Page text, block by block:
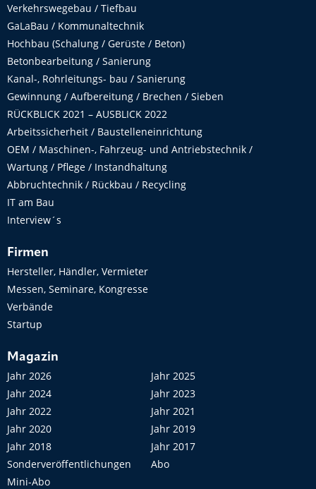
Verkehrswegebau / Tiefbau
GaLaBau / Kommunaltechnik
Hochbau (Schalung / Gerüste / Beton)
Betonbearbeitung / Sanierung
Kanal-, Rohrleitungs- bau / Sanierung
Gewinnung / Aufbereitung / Brechen / Sieben
RÜCKBLICK 2021 – AUSBLICK 2022
Arbeitssicherheit / Baustelleneinrichtung
OEM / Maschinen-, Fahrzeug- und Antriebstechnik /
Wartung / Pflege / Instandhaltung
Abbruchtechnik / Rückbau / Recycling
IT am Bau
Interview´s
Firmen
Hersteller, Händler, Vermieter
Messen, Seminare, Kongresse
Verbände
Startup
Magazin
Jahr 2026
Jahr 2025
Jahr 2024
Jahr 2023
Jahr 2022
Jahr 2021
Jahr 2020
Jahr 2019
Jahr 2018
Jahr 2017
Sonderveröffentlichungen
Abo
Mini-Abo